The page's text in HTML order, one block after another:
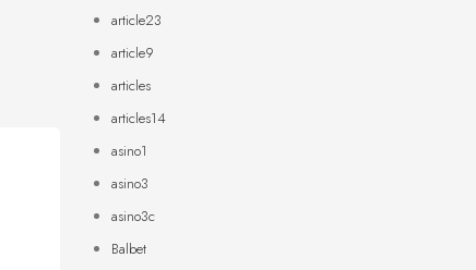
article23
article9
articles
articles14
asino1
asino3
asino3c
Balbet